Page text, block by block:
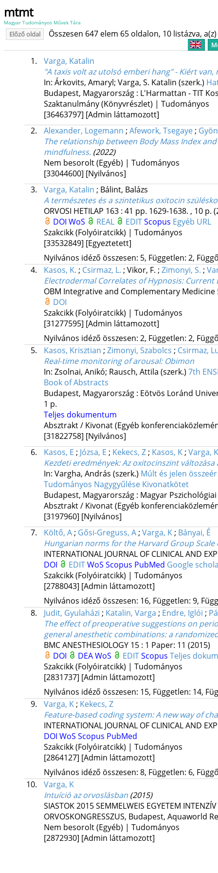
mtmt
Magyar Tudományos Művek Tára
Előző oldal Összesen 647 elem 65 oldalon, 10 listázva,
1.
Varga, Katalin
"A taxis volt az utolsó emberi hang" - Kiért van,
In: Árkovits, Amaryl; Varga, S. Katalin (szerk.)
Budapest, Magyarország : L'Harmattan - TIT
Szaktanulmány (Könyvrészlet) | Tudományos
[36463797] [Admin láttamozott]
2.
Alexander, Logemann ; Afework, Tsegaye;
The relationship between Body Mass Index
mindfulness. (2022)
Nem besorolt (Egyéb) | Tudományos
[33044600] [Nyilvános]
3.
Varga, Katalin ; Bálint, Balázs
A természetes és a szintetikus oxitocin
ORVOSI HETILAP 163: 41 pp. 1629-1638. , 10 p.
DOI WoS REAL EDITScopus Egyéb URL
Szakcikk (Folyóiratcikk) | Tudományos
[33532849] [Egyeztetett]
Nyilvános idéző összesen: 5, Független: 2,
4.
Kasos, K. ; Csirmaz, L. ; Vikor, F. ; Zimonyi, S. ;
Electrodermal Correlates of Hypnosis: Current
OBM Integrative and Complementary Medicine
DOI
Szakcikk (Folyóiratcikk) | Tudományos
[31277595] [Admin láttamozott]
Nyilvános idéző összesen: 2, Független: 2,
5.
Kasos, Krisztian ; Zimonyi, Szabolcs ; Csirmaz,
Real-time monitoring of arousal: Obimon
In: Zsolnai, Anikó; Rausch, Attila (szerk.) 7th
Book of Abstracts
Budapest, Magyarország : Eötvös Loránd
1 p.
Teljes dokumentum
Absztrakt / Kivonat (Egyéb
[31822758] [Nyilvános]
6.
Kasos, E ; Józsa, E ; Kekecs, Z; Kasos, K; Varga, K
Kezdeti eredmények: Az oxitocinszint
In: Vargha, András (szerk.) Múlt és jelen
Tudományos Nagygyűlése Kivonatkötet
Budapest, Magyarország : Magyar
Absztrakt / Kivonat (Egyéb
[3197960] [Nyilvános]
7.
Költő, A; Gősi-Greguss, A; Varga, K; Bányai, É
Hungarian norms for the Harvard Group
INTERNATIONAL JOURNAL OF CLINICAL AND
DOI
EDITWoS Scopus PubMed Google
Szakcikk (Folyóiratcikk) | Tudományos
[2788043] [Admin láttamozott]
Nyilvános idéző összesen: 16, Független: 9,
8.
Judit, Gyulaházi ; Katalin, Varga ; Endre, Iglói ;
The effect of preoperative suggestions on
general anesthetic combinations: a
BMC ANESTHESIOLOGY 15: 1 Paper: 11 (2015)
DOI
DEAWoS EDITScopus Teljes
Szakcikk (Folyóiratcikk) | Tudományos
[2831737] [Admin láttamozott]
Nyilvános idéző összesen: 15, Független: 14,
9.
Varga, K; Kekecs, Z
Feature-based coding system: A new way of
INTERNATIONAL JOURNAL OF CLINICAL AND
DOI WoS Scopus PubMed
Szakcikk (Folyóiratcikk) | Tudományos
[2864127] [Admin láttamozott]
Nyilvános idéző összesen: 8, Független: 6,
10.
Varga, K
Intuíció az orvoslásban (2015)
SIASTOK 2015 SEMMELWEIS EGYETEM
ORVOSKONGRESSZUS, Budapest, Aquaworld
Nem besorolt (Egyéb) | Tudományos
[2872930] [Admin láttamozott]